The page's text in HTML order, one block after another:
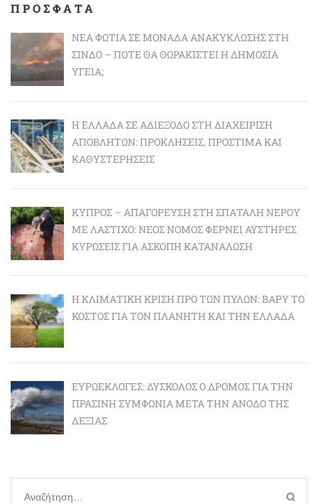
ΠΡΟΣΦΑΤΑ
ΝΈΑ ΦΩΤΙΆ ΣΕ ΜΟΝΆΔΑ ΑΝΑΚΎΚΛΩΣΗΣ ΣΤΗ
ΣΊΝΔΟ – ΠΌΤΕ ΘΑ ΘΩΡΑΚΙΣΤΕΊ Η ΔΗΜΌΣΙΑ
ΥΓΕΊΑ;
Η ΕΛΛΆΔΑ ΣΕ ΑΔΙΈΞΟΔΟ ΣΤΗ ΔΙΑΧΕΊΡΙΣΗ
ΑΠΟΒΛΉΤΩΝ: ΠΡΟΚΛΉΣΕΙΣ, ΠΡΌΣΤΙΜΑ ΚΑΙ
ΚΑΘΥΣΤΕΡΉΣΕΙΣ
ΚΎΠΡΟΣ – ΑΠΑΓΌΡΕΥΣΗ ΣΤΗ ΣΠΑΤΆΛΗ ΝΕΡΟΎ
ΜΕ ΛΆΣΤΙΧΟ: ΝΈΟΣ ΝΌΜΟΣ ΦΈΡΝΕΙ ΑΥΣΤΗΡΈΣ
ΚΥΡΏΣΕΙΣ ΓΙΑ ΆΣΚΟΠΗ ΚΑΤΑΝΆΛΩΣΗ
Η ΚΛΙΜΑΤΙΚΉ ΚΡΊΣΗ ΠΡΟ ΤΩΝ ΠΥΛΏΝ: BΑΡΎ ΤΟ
ΚΌΣΤΟΣ ΓΙΑ ΤΟΝ ΠΛΑΝΉΤΗ ΚΑΙ ΤΗΝ ΕΛΛΆΔΑ
ΕΥΡΩΕΚΛΟΓΈΣ: ΔΎΣΚΟΛΟΣ Ο ΔΡΌΜΟΣ ΓΙΑ ΤΗΝ
ΠΡΆΣΙΝΗ ΣΥΜΦΩΝΊΑ ΜΕΤΆ ΤΗΝ ΆΝΟΔΟ ΤΗΣ
ΔΕΞΙΆΣ
Αναζήτηση